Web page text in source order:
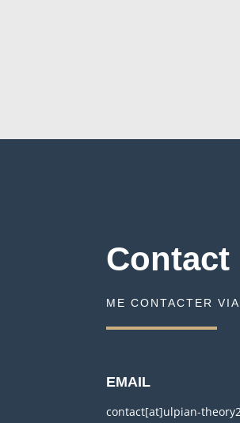
Contact
ME CONTACTER
EMAIL
contact[at]ulpian-